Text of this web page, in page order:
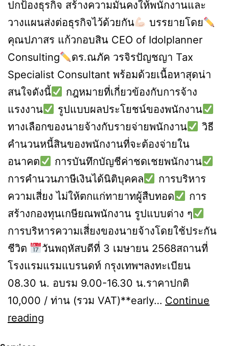
ปกป้องธุรกิจ สร้างความมั่นคงให้พนักงานและ
วางแผนส่งต่อธุรกิจไว้ด้วยกัน
บรรยายโดย
คุณปภาสร แก้วกอบสิน CEO of Idolplanner
Consulting
ดร.ณภัค วรจิรปัญชญา Tax
Specialist Consultant พร้อมด้วยเนื้อหาสุดน่า
สนใจดังนี้
กฎหมายที่เกี่ยวข้องกับการจ้าง
แรงงาน
รูปแบบผลประโยชน์ของพนักงาน
ทางเลือกของนายจ้างกับรายจ่ายพนักงาน
วิธี
คำนวนหนี้สินของพนักงานที่จะต้องจ่ายใน
อนาคต
การบันทึกบัญชีค่าชดเชยพนักงาน
การคำนวนภาษีเงินได้นิติบุคคล
การบริหาร
ความเสี่ยง ไม่ให้ตกแก่ทายาทผู้สืบทอด
การ
สร้างกองทุนเกษียณพนักงาน รูปแบบต่าง ๆ
การบริหารความเสี่ยงของนายจ้างโดยใช้ประกัน
ชีวิต
วันพฤหัสบดีที่ 3 เมษายน 2568สถานที่
โรงแรมแรมแบรนดท์ กรุงเทพฯลงทะเบียน
08.30 น. อบรม 9.00-16.30 น.ราคาปกติ
10,000 / ท่าน (รวม VAT)**early… Continue
reading